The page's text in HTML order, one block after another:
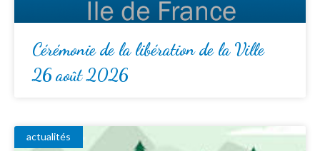
Cérémonie de la libération de la Ville
26 août 2026
actualités